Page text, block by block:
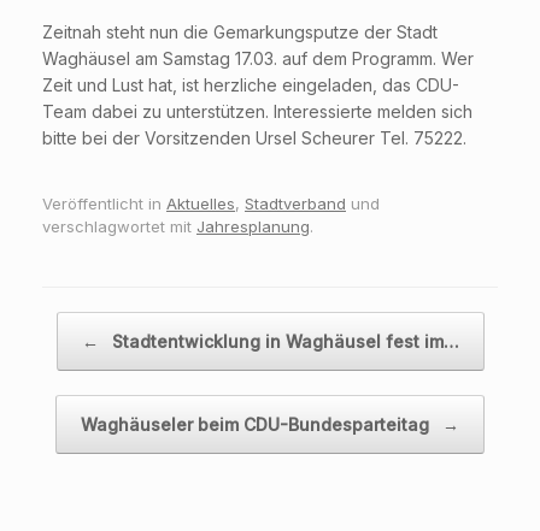
Zeitnah steht nun die Gemarkungsputze der Stadt
Waghäusel am Samstag 17.03. auf dem Programm. Wer
Zeit und Lust hat, ist herzliche eingeladen, das CDU-
Team dabei zu unterstützen. Interessierte melden sich
bitte bei der Vorsitzenden Ursel Scheurer Tel. 75222.
Veröffentlicht in Aktuelles, Stadtverband und
verschlagwortet mit Jahresplanung.
← Stadtentwicklung in Waghäusel fest im…
Waghäuseler beim CDU-Bundesparteitag →